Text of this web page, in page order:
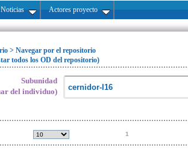
Actores proyecto
> Navegar por el repositorio
todos los OD del repositorio)
Subunidad
del individuo)
1